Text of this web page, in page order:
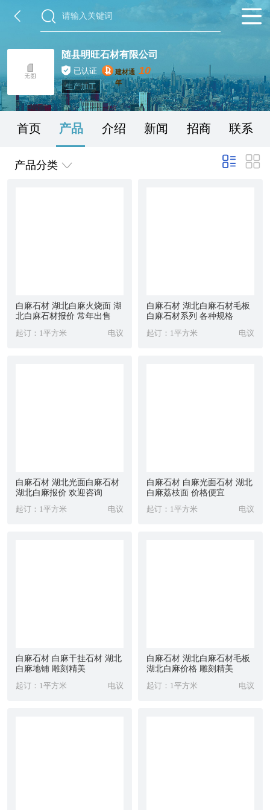
随县明旺石材有限公司
已认证 建材通 10
年
生产加工
首页 产品 介绍 新闻 招商 联系
产品分类
白麻石材 湖北白麻火烧面 湖
北白麻石材报价 常年出售
起订：1平方米 电议
白麻石材 湖北白麻石材毛板
白麻石材系列 各种规格
起订：1平方米 电议
白麻石材 湖北光面白麻石材
湖北白麻报价 欢迎咨询
起订：1平方米 电议
白麻石材 白麻光面石材 湖北
白麻荔枝面 价格便宜
起订：1平方米 电议
白麻石材 白麻干挂石材 湖北
白麻地铺 雕刻精美
起订：1平方米 电议
白麻石材 湖北白麻石材毛板
湖北白麻价格 雕刻精美
起订：1平方米 电议